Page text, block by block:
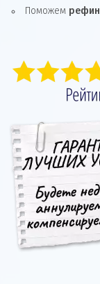
Поможем